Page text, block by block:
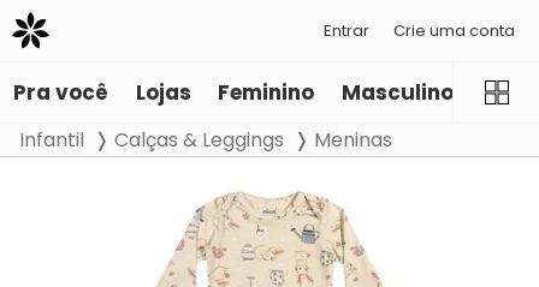
Entrar Crie uma conta
Pra você Lojas Feminino Masculino
Infantil Calças & Leggings Meninas